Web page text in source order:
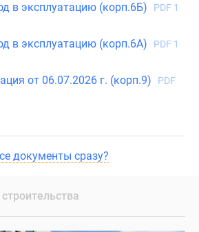
в эксплуатацию (корп.6Б)
PDF 1
в эксплуатацию (корп.6А)
PDF 1
от 06.07.2026 г. (корп.9)
PDF
документы сразу?